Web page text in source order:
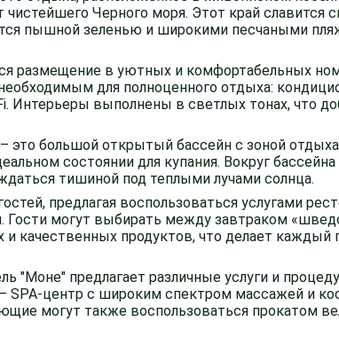
чистейшего Черного моря. Этот край
пышной зеленью и широкими песчаными
размещение в уютных и комфортабельных
для полноценного отдыха:
Интерьеры выполнены в светлых тонах, что
это большой открытый бассейн с зоной
состоянии для купания. Вокруг
тишиной под теплыми лучами солнца.
предлагая воспользоваться услугами
Гости могут выбирать между завтраком
качественных продуктов, что делает
"Моне" предлагает различные услуги и
– SPA-центр с широким спектром массажей и
могут также воспользоваться прокатом